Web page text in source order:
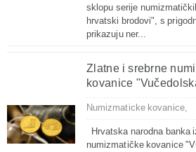
sklopu serije
hrvatski brodovi", s
prikazuju ner...
Zlatne i srebrne
kovanice
Numizmaticke kovanice,
Hrvatska narodna banka
numizmatičke kovanice